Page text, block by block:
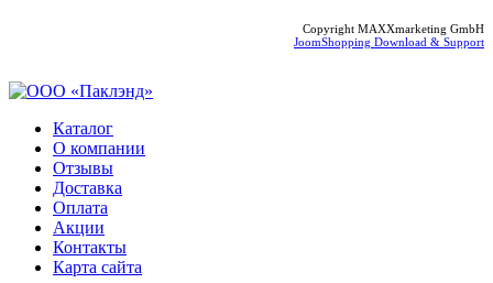
Copyright MAXXmarketing GmbH
JoomShopping Download & Support
Каталог
О компании
Отзывы
Доставка
Оплата
Акции
Контакты
Карта сайта